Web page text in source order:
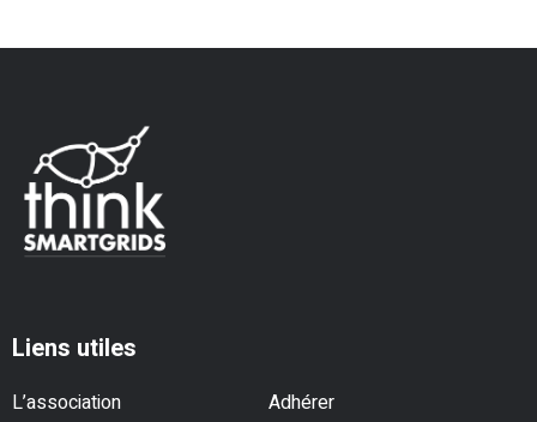
Liens utiles
L’association
Adhérer